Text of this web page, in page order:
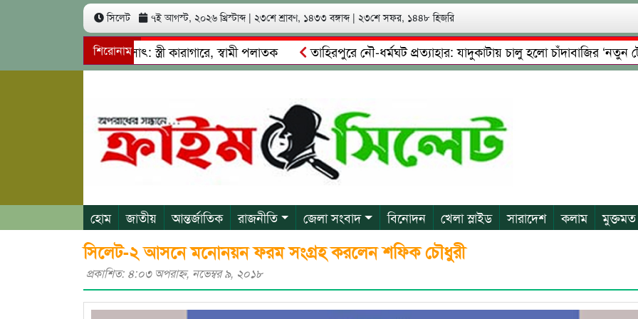
সিলেট ৭ই আগস্ট, ২০২৬ খ্রিস্টাব্দ | ২৩শে শ্রাবণ, ১৪৩৩ বঙ্গাব্দ | ২৩শে সফর, ১৪৪৮ হিজরি
শিরোনাম
কোটি টাকা আত্মসাৎ: স্ত্রী কারাগারে, স্বামী পলাতক তাহিরপুরে নৌ-ধর্মঘট প্রত্যাহার: যাদুকাটায় চালু হলো চাঁদাবাজির ‘নতুন টোল’!
ও শ্রমিকদের মারধর
নগরীতে কোটি টাকার সম্পত্তি দখলের চেষ্টা: গ্রেফতারের পর জামিনে মূক্ত রাসেল, আতঙ্কে পরিবার
হোম জাতীয় আন্তর্জাতিক রাজনীতি জেলা সংবাদ বিনোদন খেলা স্লাইড সারাদেশ কলাম মুক্তমত
সিলেট-২ আসনে মনোনয়ন ফরম সংগ্রহ করলেন শফিক চৌধুরী
প্রকাশিত: ৪:০৩ অপরাহ্ণ, নভেম্বর ৯, ২০১৮